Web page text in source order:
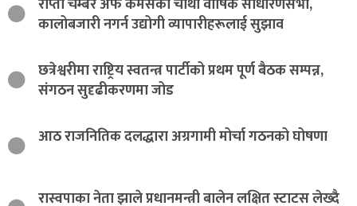
कालोबजारी नगर्न उद्योगी व्यापारीहरूलाई सुझाव
छत्रेश्वरीमा राष्ट्रिय स्वतन्त्र पार्टीको प्रथम पूर्ण बैठक सम्पन्न,
संगठन सुदृढीकरणमा जोड
आठ राजनितिक दलद्धारा अग्रगामी मोर्चा गठनको घोषणा
रास्वपाका नेता झाले प्रधानमन्त्री बालेन लक्षित स्टाटस लेख्दै